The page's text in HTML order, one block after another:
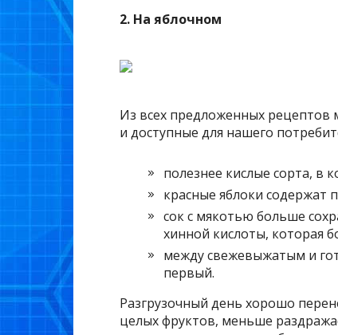
2. На яблочном
Из всех предложенных рецептов
и доступные для нашего
полезнее кислые сорта, в
красные яблоки
сок с мякотью больше
хинной кислоты, которая
между свежевыжатым и
первый.
Разгрузочный день хорошо
целых фруктов, меньше